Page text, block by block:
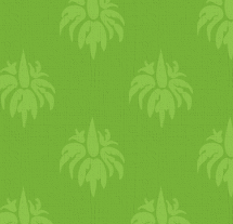
egy
keverékből,
cukrot és a